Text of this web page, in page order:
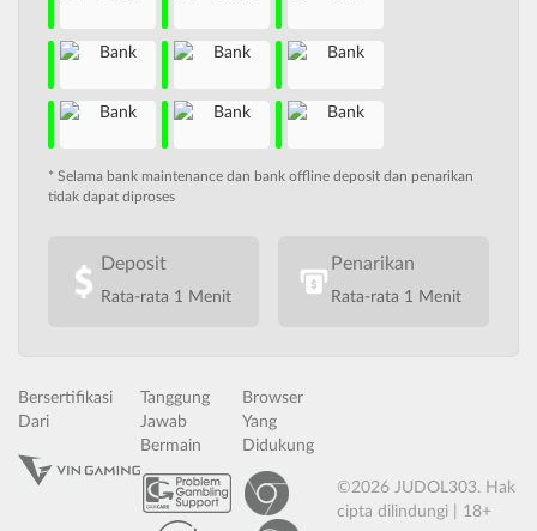
* Selama bank maintenance dan bank offline deposit dan penarikan
tidak dapat diproses
Deposit
Rata-rata 1 Menit
Penarikan
Rata-rata 1 Menit
Bersertifikasi
Dari
Tanggung
Jawab
Bermain
Browser
Yang
Didukung
©2026 JUDOL303. Hak
cipta dilindungi | 18+